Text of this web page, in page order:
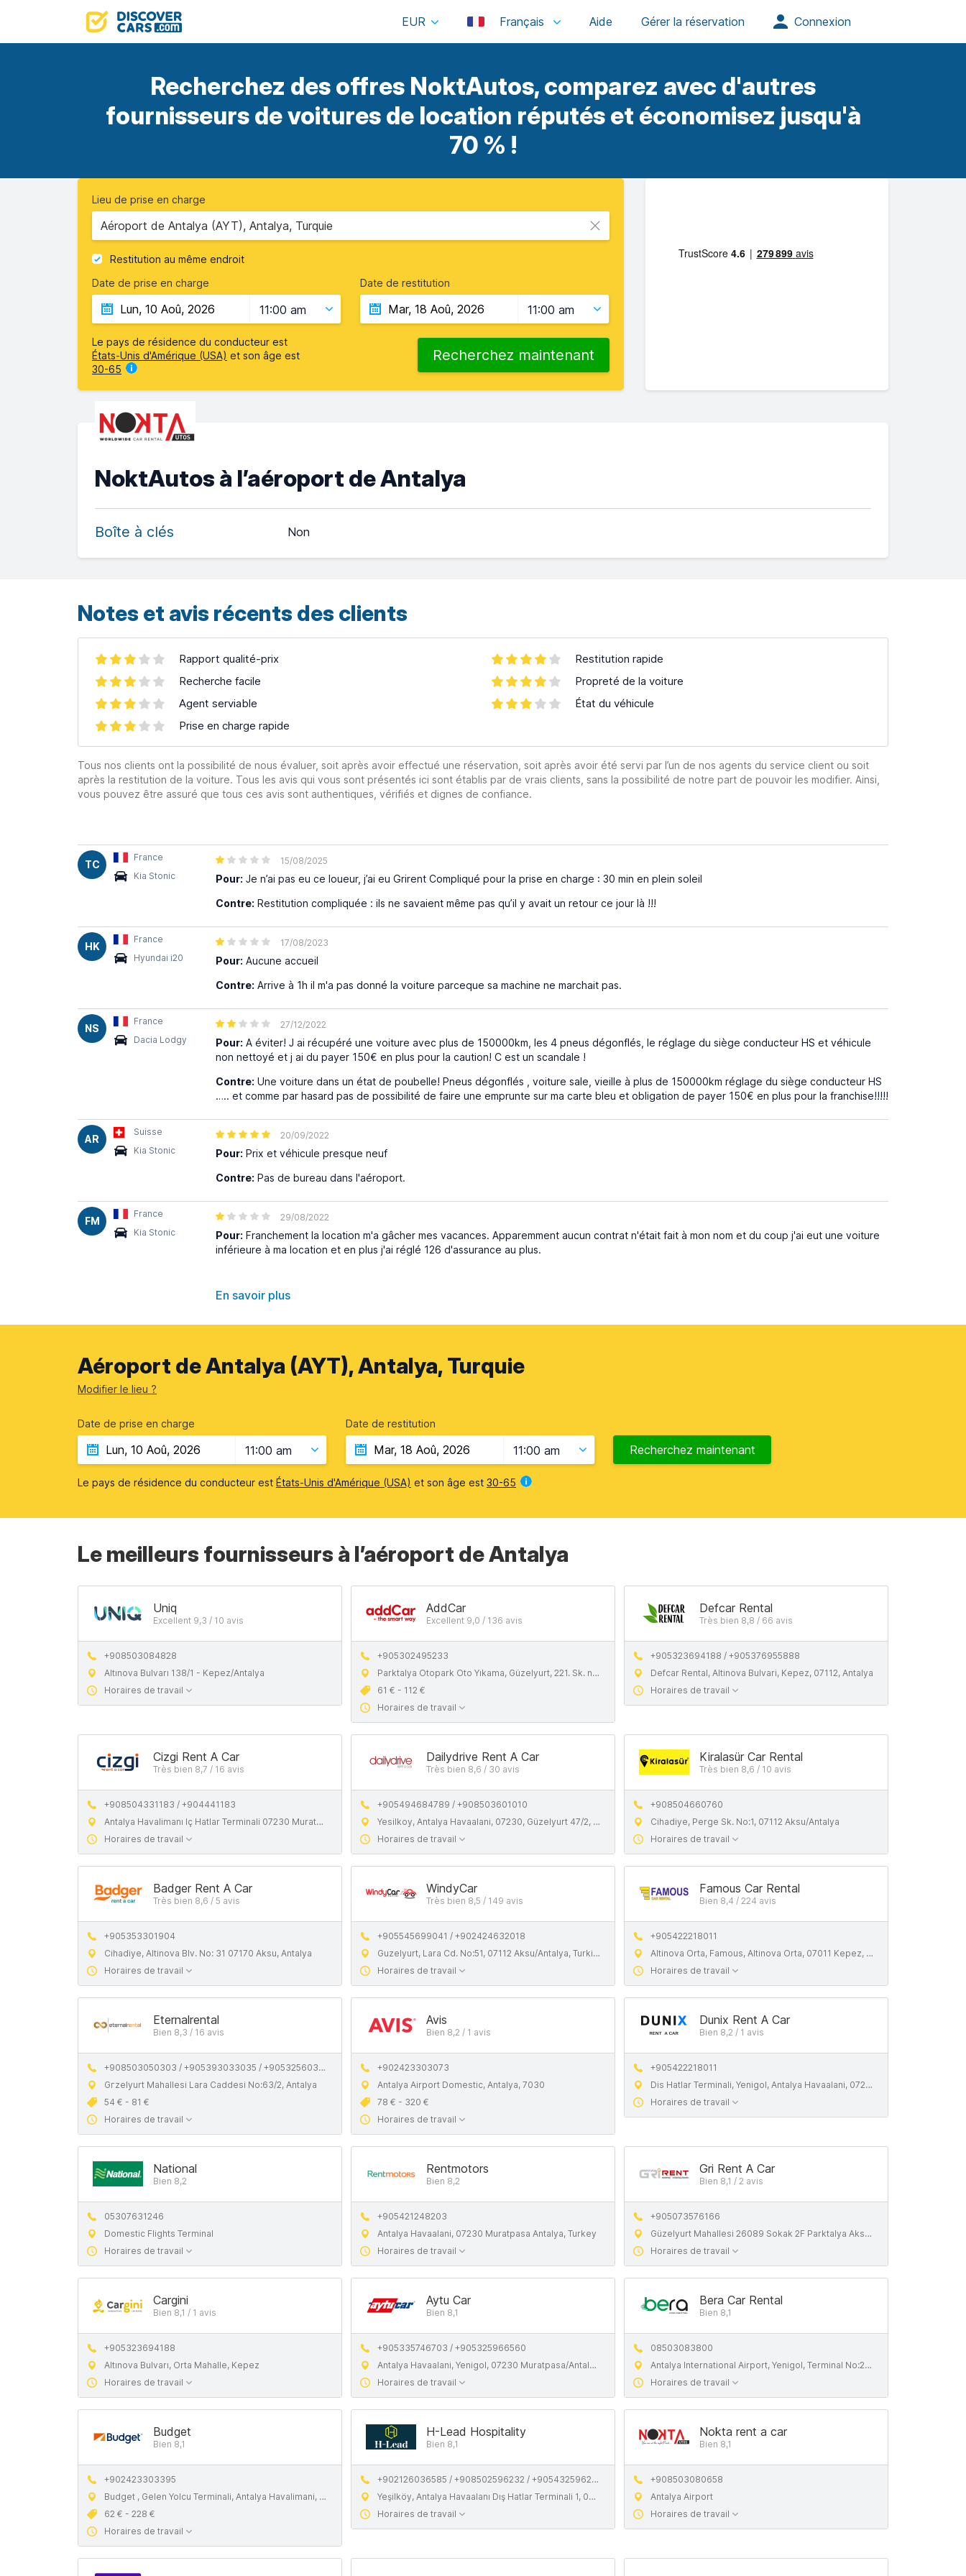
EUR Français
Recherchez des offres NoktAutos, comparez avec d'autres
fournisseurs de voitures de location réputés et économisez jusqu'à
70 % !
Lieu de prise en charge
Aéroport de Antalya (AYT), Antalya, Turquie
Restitution au même endroit
Date de prise en charge
11:00 am
Date de restitution
11:00 am
Le pays de résidence du conducteur est
États-Unis d'Amérique (USA) et son âge est
30-65
Recherchez maintenant
NoktAutos à l’aéroport de Antalya
Boîte à clés Non
Notes et avis récents des clients
Rapport qualité-prix
Recherche facile
Agent serviable
Prise en charge rapide
Restitution rapide
Propreté de la voiture
État du véhicule
Tous nos clients ont la possibilité de nous évaluer, soit après avoir effectué une réservation, soit après avoir été servi par l’un de nos agents du service client ou soit
après la restitution de la voiture. Tous les avis qui vous sont présentés ici sont établis par de vrais clients, sans la possibilité de notre part de pouvoir les modifier. Ainsi,
vous pouvez être assuré que tous ces avis sont authentiques, vérifiés et dignes de confiance.
TC
France
Kia Stonic
15/08/2025
Pour: Je n’ai pas eu ce loueur, j’ai eu Grirent Compliqué pour la prise en charge : 30 min en plein soleil
Contre: Restitution compliquée : ils ne savaient même pas qu’il y avait un retour ce jour là !!!
HK
France
Hyundai i20
17/08/2023
Pour: Aucune accueil
Contre: Arrive à 1h il m'a pas donné la voiture parceque sa machine ne marchait pas.
NS
France
Dacia Lodgy
27/12/2022
Pour: A éviter! J ai récupéré une voiture avec plus de 150000km, les 4 pneus dégonflés, le réglage du siège conducteur HS et véhicule
non nettoyé et j ai du payer 150€ en plus pour la caution! C est un scandale !
Contre: Une voiture dans un état de poubelle! Pneus dégonflés , voiture sale, vieille à plus de 150000km réglage du siège conducteur HS
….. et comme par hasard pas de possibilité de faire une emprunte sur ma carte bleu et obligation de payer 150€ en plus pour la franchise!!!!!
AR
Suisse
Kia Stonic
20/09/2022
Pour: Prix et véhicule presque neuf
Contre: Pas de bureau dans l'aéroport.
FM
France
Kia Stonic
29/08/2022
Pour: Franchement la location m'a gâcher mes vacances. Apparemment aucun contrat n'était fait à mon nom et du coup j'ai eut une voiture
inférieure à ma location et en plus j'ai réglé 126 d'assurance au plus.
En savoir plus
Aéroport de Antalya (AYT), Antalya, Turquie
Modifier le lieu ?
Date de prise en charge
11:00 am
Date de restitution
11:00 am Recherchez maintenant
Le pays de résidence du conducteur est États-Unis d'Amérique (USA) et son âge est 30-65
Le meilleurs fournisseurs à l’aéroport de Antalya
Uniq
Excellent 9,3 / 10 avis
+908503084828
Altınova Bulvarı 138/1 - Kepez/Antalya
Horaires de travail
AddCar
Excellent 9,0 / 136 avis
+905302495233
Parktalya Otopark Oto Yıkama, Güzelyurt, 221. Sk. no: 22, 07112 Aksu/Antalya
61 € - 112 €
Horaires de travail
Defcar Rental
Très bien 8,8 / 66 avis
+905323694188 / +905376955888
Defcar Rental, Altinova Bulvari, Kepez, 07112, Antalya
Horaires de travail
Cizgi Rent A Car
Très bien 8,7 / 16 avis
+908504331183 / +904441183
Antalya Havalimanı Iç Hatlar Terminali 07230 Muratpaşa/Antalya 2- Hacıaliler Mahallesi 326. Sk. 6/1 07112 Aksu/Antalya
Horaires de travail
Dailydrive Rent A Car
Très bien 8,6 / 30 avis
+905494684789 / +908503601010
Yesilkoy, Antalya Havaalani, 07230, Güzelyurt 47/2, Antalya
Horaires de travail
Kiralasür Car Rental
Très bien 8,6 / 10 avis
+908504660760
Cihadiye, Perge Sk. No:1, 07112 Aksu/Antalya
Horaires de travail
Badger Rent A Car
Très bien 8,6 / 5 avis
+905353301904
Cihadiye, Altinova Blv. No: 31 07170 Aksu, Antalya
Horaires de travail
WindyCar
Très bien 8,5 / 149 avis
+905545699041 / +902424632018
Guzelyurt, Lara Cd. No:51, 07112 Aksu/Antalya, Turkiye
Horaires de travail
Famous Car Rental
Bien 8,4 / 224 avis
+905422218011
Altinova Orta, Famous, Altinova Orta, 07011 Kepez, Antalya, Turkey
Horaires de travail
Eternalrental
Bien 8,3 / 16 avis
+908503050303 / +905393033035 / +905325603606
Gгzelyurt Mahallesi Lara Caddesi No:63/2, Antalya
54 € - 81 €
Horaires de travail
Avis
Bien 8,2 / 1 avis
+902423303073
Antalya Airport Domestic, Antalya, 7030
78 € - 320 €
Horaires de travail
Dunix Rent A Car
Bien 8,2 / 1 avis
+905422218011
Dis Hatlar Terminali, Yenigol, Antalya Havaalani, 07230, Antalya, Turkiye
Horaires de travail
National
Bien 8,2
05307631246
Domestic Flights Terminal
Horaires de travail
Rentmotors
Bien 8,2
+905421248203
Antalya Havaalani, 07230 Muratpasa Antalya, Turkey
Horaires de travail
Gri Rent A Car
Bien 8,1 / 2 avis
+905073576166
Güzelyurt Mahallesi 26089 Sokak 2F Parktalya Aksu Antalya
Horaires de travail
Cargini
Bien 8,1 / 1 avis
+905323694188
Altınova Bulvarı, Orta Mahalle, Kepez
Horaires de travail
Aytu Car
Bien 8,1
+905335746703 / +905325966560
Antalya Havaalani, Yenigol, 07230 Muratpasa/Antalya, Turkey
Horaires de travail
Bera Car Rental
Bien 8,1
08503083800
Antalya International Airport, Yenigol, Terminal No:2, 07230 Muratpasa/Antalya, Turkiye
Horaires de travail
Budget
Bien 8,1
+902423303395
Budget , Gelen Yolcu Terminali, Antalya Havalimani, Antalya Havaalani-Ic Hatlar Terminali, 07025 Muratpaşa
62 € - 228 €
Horaires de travail
H-Lead Hospitality
Bien 8,1
+902126036585 / +908502596232 / +905432596232
Yeşilköy, Antalya Havaalanı Dış Hatlar Terminali 1, 07230 Muratpaşa/Antalya, Türkiye
Horaires de travail
Nokta rent a car
Bien 8,1
+908503080658
Antalya Airport
Horaires de travail